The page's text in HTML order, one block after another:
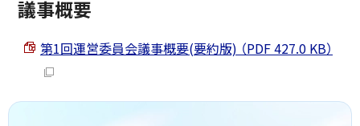
議事概要
第1回運営委員会議事概要(要約版) （PDF 427.0 KB）